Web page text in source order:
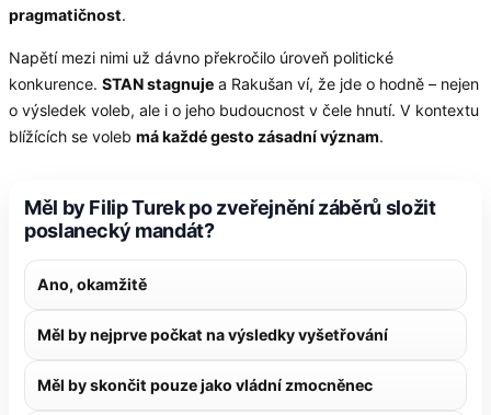
pragmatičnost.
Napětí mezi nimi už dávno překročilo úroveň politické
konkurence. STAN stagnuje a Rakušan ví, že jde o hodně – nejen
o výsledek voleb, ale i o jeho budoucnost v čele hnutí. V kontextu
blížících se voleb má každé gesto zásadní význam.
Měl by Filip Turek po zveřejnění záběrů složit
poslanecký mandát?
Ano, okamžitě
Měl by nejprve počkat na výsledky vyšetřování
Měl by skončit pouze jako vládní zmocněnec